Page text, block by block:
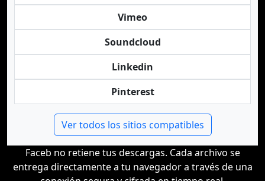
Vimeo
Soundcloud
Linkedin
Pinterest
Ver todos los sitios compatibles
Faceb no retiene tus descargas. Cada archivo se
entrega directamente a tu navegador a través de una